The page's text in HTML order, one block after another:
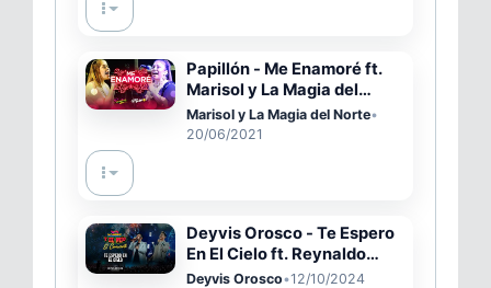
Papillón - Me Enamoré ft.
Marisol y La Magia del
Norte (12 Aniversario Radio
Karibeña)
Marisol y La Magia del Norte•
20/06/2021
Deyvis Orosco - Te Espero
En El Cielo ft. Reynaldo
Pacheco
Deyvis Orosco•12/10/2024